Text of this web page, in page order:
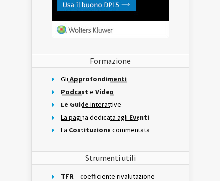
Formazione
Gli Approfondimenti
Podcast e Video
Le Guide interattive
La pagina dedicata agli Eventi
La Costituzione commentata
Strumenti utili
TFR– coefficiente rivalutazione